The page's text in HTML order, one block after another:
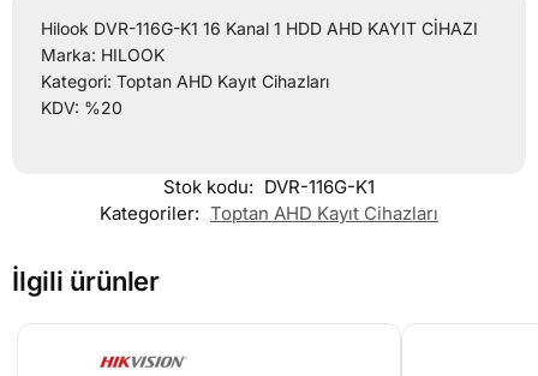
Hilook DVR-116G-K1 16 Kanal 1 HDD AHD KAYIT CİHAZI
Marka: HILOOK
Kategori: Toptan AHD Kayıt Cihazları
KDV: %20
Stok kodu: DVR-116G-K1
Kategoriler: Toptan AHD Kayıt Cihazları
İlgili ürünler